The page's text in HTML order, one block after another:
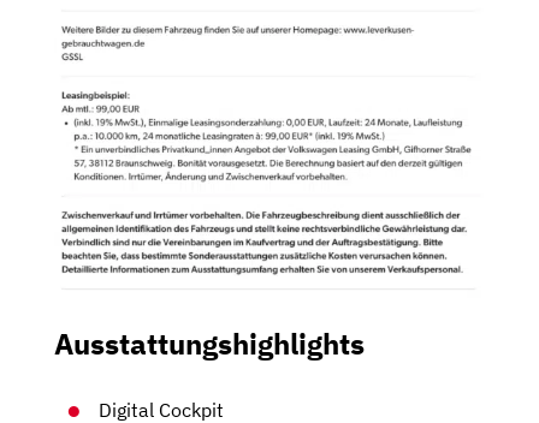
Ausstattungshighlights
Digital Cockpit